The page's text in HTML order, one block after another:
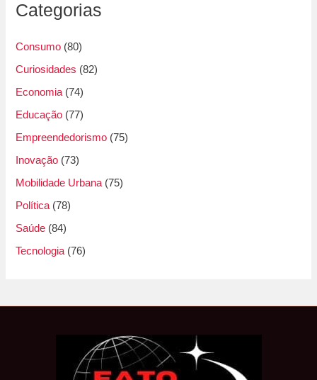
Categorias
Consumo (80)
Curiosidades (82)
Economia(74)
Educação (77)
Empreendedorismo (75)
Inovação (73)
Mobilidade Urbana (75)
Política (78)
Saúde (84)
Tecnologia (76)